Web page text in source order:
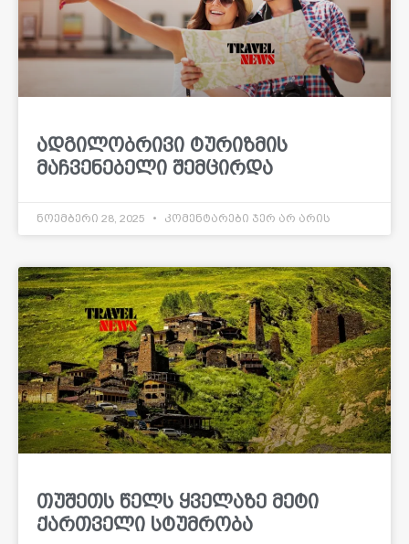
ადგილობრივი ტურიზმის
მაჩვენებელი შემცირდა
ნოემბერი 28, 2025 კომენტარები ჯერ არ არის
თუშეთს წელს ყველაზე მეტი
ქართველი სტუმრობა